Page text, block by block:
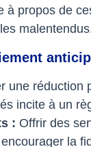
à propos de
une réduction
incite à un
: Offrir des
la